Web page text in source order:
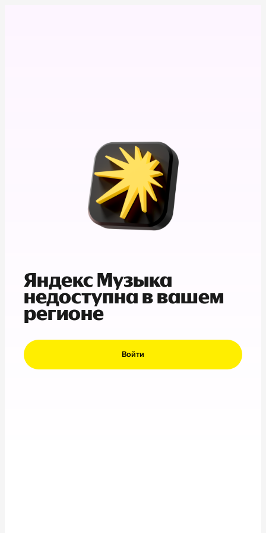
Яндекс Музыка
недоступна в вашем
регионе
Войти